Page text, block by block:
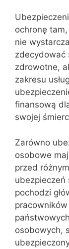
ochronę
nie
zdecydować
zdrowotne,
zakresu
finansową
swojej
Zarówno
osobowe
przed
ubezpieczeń
pochodzi
osobowych,